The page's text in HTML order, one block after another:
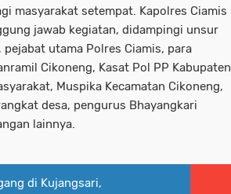
masyarakat setempat. Kapolres Ciamis
jawab kegiatan, didampingi unsur
utama Polres Ciamis, para
Cikoneng, Kasat Pol PP Kabupaten
Muspika Kecamatan Cikoneng,
desa, pengurus Bhayangkari
lainnya.
di Kujangsari,